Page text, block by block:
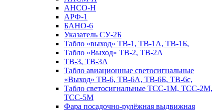
АНСО-Н
АРФ-1
БАНО-6
Указатель СУ-2Б
Табло «выход» ТВ-1, ТВ-1А, ТВ-1Б,
Табло «Выход» ТВ-2, ТВ-2А
ТВ-3, ТВ-3А
Табло авиационные светосигнальные
«Выход» ТВ-6, ТВ-6А, ТВ-6Б, ТВ-6с,
Табло светосигнальные ТСС-1М, ТСС-2М,
ТСС-5М
Фара посадочно-рулёжная выдвижная